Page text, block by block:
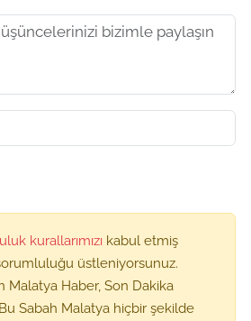
kurallarımızı kabul etmiş
üstleniyorsunuz.
Malatya Haber, Son Dakika
Sabah Malatya hiçbir şekilde